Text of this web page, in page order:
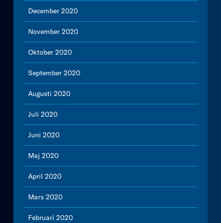
December 2020
November 2020
Oktober 2020
September 2020
Augusti 2020
Juli 2020
Juni 2020
Maj 2020
April 2020
Mars 2020
Februari 2020